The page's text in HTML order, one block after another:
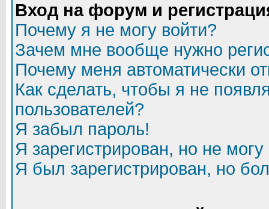
Вход на форум и
Почему я не могу войти?
Зачем мне вообще нужно
Почему меня автоматически
Как сделать, чтобы я не
пользователей?
Я забыл пароль!
Я зарегистрирован, но не могу
Я был зарегистрирован, но